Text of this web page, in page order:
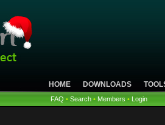
HOME DOWNLOADS
FAQ • Search• Members • Login